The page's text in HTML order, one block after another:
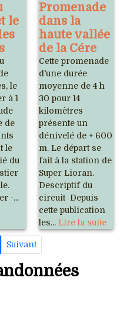
le
le
à 1
de
le
du
-...
Promenade
dans la
haute vallée
de la Cére
Cette promenade
d'une durée
moyenne de 4 h
30 pour 14
kilomètres
présente un
dénivelé de + 600
m. Le départ se
fait à la station de
Super Lioran.
Descriptif du
circuit Depuis
cette publication
les... Lire la suite
Suivant